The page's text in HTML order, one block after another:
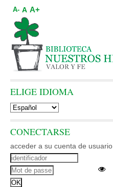
A- A A+
ELIGE IDIOMA
CONECTARSE
acceder a su cuenta de usuario